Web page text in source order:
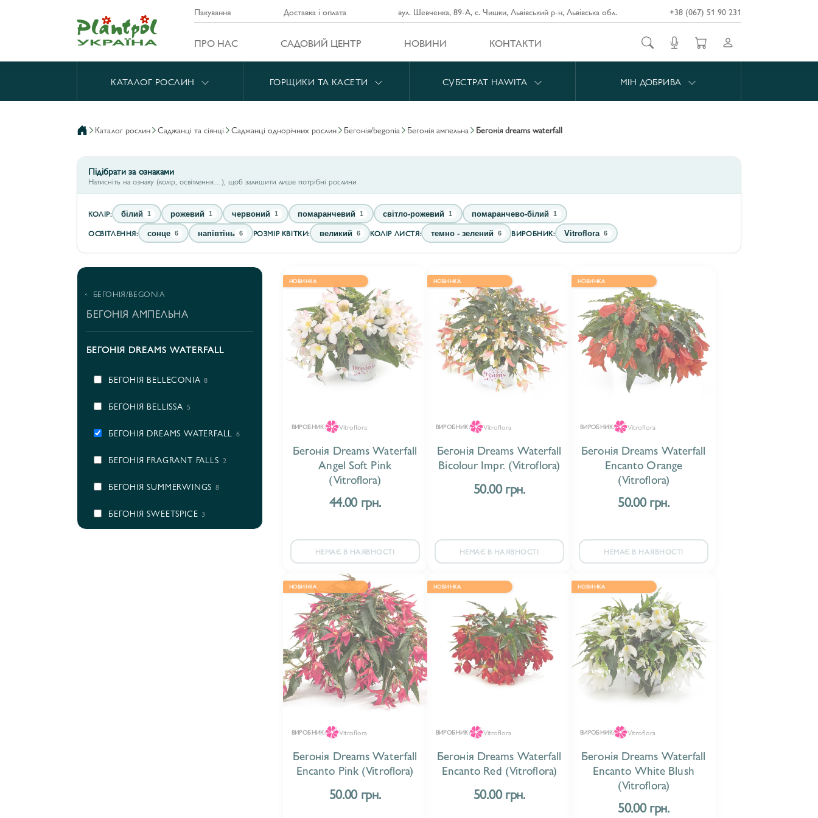
Пакування Доставка і оплата вул. Шевченка, 89-А, с. Чишки, Львівський р-н, Львівська обл. +38 (067) 51 90 231
ПРО НАС САДОВИЙ ЦЕНТР НОВИНИ КОНТАКТИ
КАТАЛОГ РОСЛИН ГОРЩИКИ ТА КАСЕТИ СУБСТРАТ HAWITA МІН ДОБРИВА
каталог рослин саджанці та сіянці саджанці однорічних рослин бегонія/begonia бегонія ампельна бегонія dreams waterfall
Підібрати за ознаками
Натисніть на ознаку (колір, освітлення…), щоб залишити лише потрібні рослини
КОЛІР: білий 1 рожевий 1 червоний 1 помаранчевий 1 світло-рожевий 1 помаранчево-білий 1
ОСВІТЛЕННЯ: сонце 6 напівтінь 6 РОЗМІР КВІТКИ: великий 6 КОЛІР ЛИСТЯ: темно - зелений 6 ВИРОБНИК: Vitroflora 6
БЕГОНІЯ/BEGONIA
БЕГОНІЯ АМПЕЛЬНА
БЕГОНІЯ DREAMS WATERFALL
БЕГОНІЯ BELLECONIA 8
БЕГОНІЯ BELLISSA 5
БЕГОНІЯ DREAMS WATERFALL 6
БЕГОНІЯ FRAGRANT FALLS 2
БЕГОНІЯ SUMMERWINGS 8
БЕГОНІЯ SWEETSPICE 3
НОВИНКА
ВИРОБНИК: Vitroflora
Бегонія Dreams Waterfall
Angel Soft Pink
(Vitroflora)
44.00 грн.
НЕМАЄ В НАЯВНОСТІ
НОВИНКА
ВИРОБНИК: Vitroflora
Бегонія Dreams Waterfall
Bicolour Impr. (Vitroflora)
50.00 грн.
НЕМАЄ В НАЯВНОСТІ
НОВИНКА
ВИРОБНИК: Vitroflora
Бегонія Dreams Waterfall
Encanto Orange
(Vitroflora)
50.00 грн.
НЕМАЄ В НАЯВНОСТІ
НОВИНКА
ВИРОБНИК: Vitroflora
Бегонія Dreams Waterfall
Encanto Pink (Vitroflora)
50.00 грн.
НОВИНКА
ВИРОБНИК: Vitroflora
Бегонія Dreams Waterfall
Encanto Red (Vitroflora)
50.00 грн.
НОВИНКА
ВИРОБНИК: Vitroflora
Бегонія Dreams Waterfall
Encanto White Blush
(Vitroflora)
50.00 грн.